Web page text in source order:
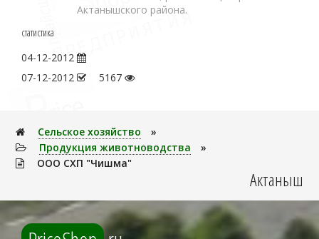
Актанышского района.
статистика
04-12-2012
07-12-2012
5167
Сельское хозяйство
»
Продукция животноводства
»
ООО СХП "Чишма"
Актаныш